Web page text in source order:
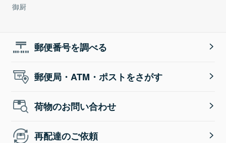
御厨
郵便番号を調べる
郵便局・ATM・ポストをさがす
荷物のお問い合わせ
再配達のご依頼